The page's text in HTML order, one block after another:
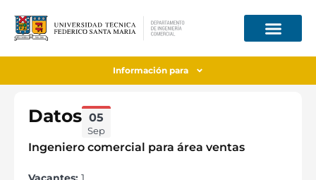
Información para
Datos 05
Sep
Ingeniero comercial para área ventas